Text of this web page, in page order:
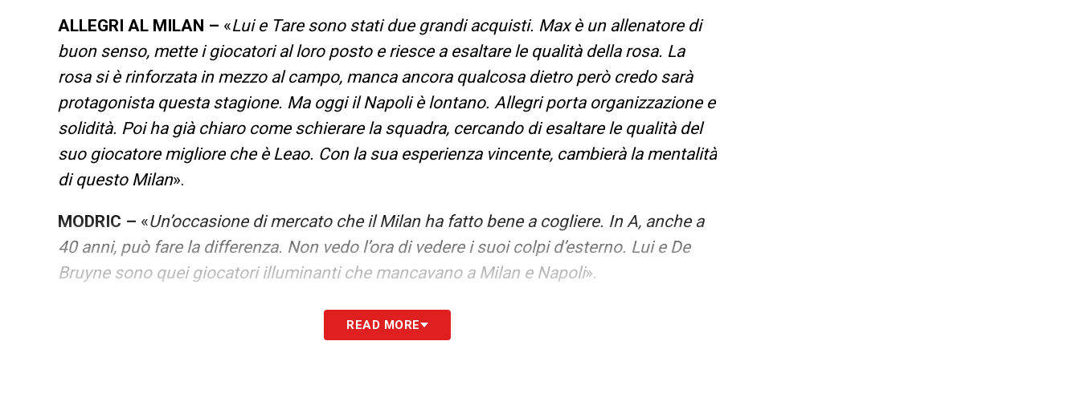
ALLEGRI AL MILAN – «Lui e Tare sono stati due grandi acquisti. Max è un allenatore di
buon senso, mette i giocatori al loro posto e riesce a esaltare le qualità della rosa. La
rosa si è rinforzata in mezzo al campo, manca ancora qualcosa dietro però credo sarà
protagonista questa stagione. Ma oggi il Napoli è lontano. Allegri porta organizzazione e
solidità. Poi ha già chiaro come schierare la squadra, cercando di esaltare le qualità del
suo giocatore migliore che è Leao. Con la sua esperienza vincente, cambierà la mentalità
di questo Milan».
MODRIC – «Un’occasione di mercato che il Milan ha fatto bene a cogliere. In A, anche a
40 anni, può fare la differenza. Non vedo l’ora di vedere i suoi colpi d’esterno. Lui e De
Bruyne sono quei giocatori illuminanti che mancavano a Milan e Napoli».
Mi ha sorpreso l’addio di Inzaghi, credo abbia sorpreso anche l’Inter. Chivu è
un ragazzo intelligente che sa fare questo mestiere, bisogna capire se ha l’esperienza e
READ MORE